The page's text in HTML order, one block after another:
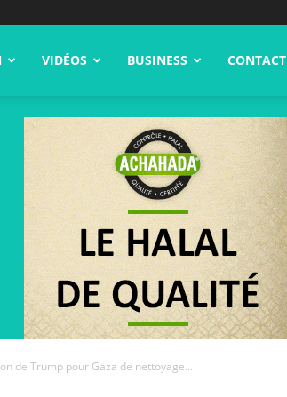
VIDÉOS BUSINESS CONTACT
de Trump pour Gaza de nettoyage...